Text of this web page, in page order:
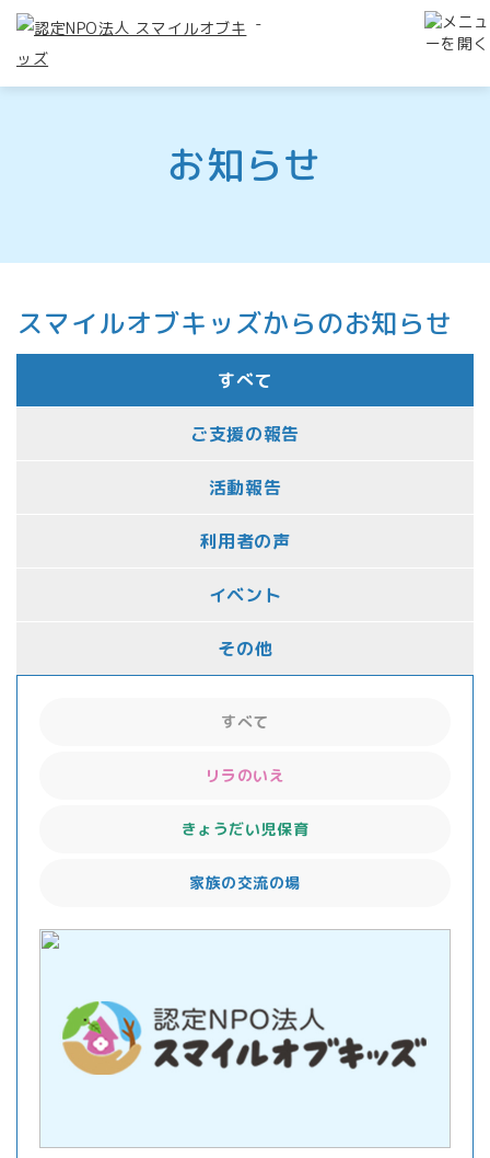
-
お知らせ
スマイルオブキッズからのお知らせ
すべて
ご支援の報告
活動報告
利用者の声
イベント
その他
すべて
リラのいえ
きょうだい児保育
家族の交流の場